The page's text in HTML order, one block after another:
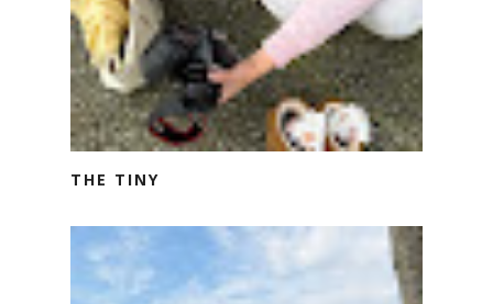
THE TINY